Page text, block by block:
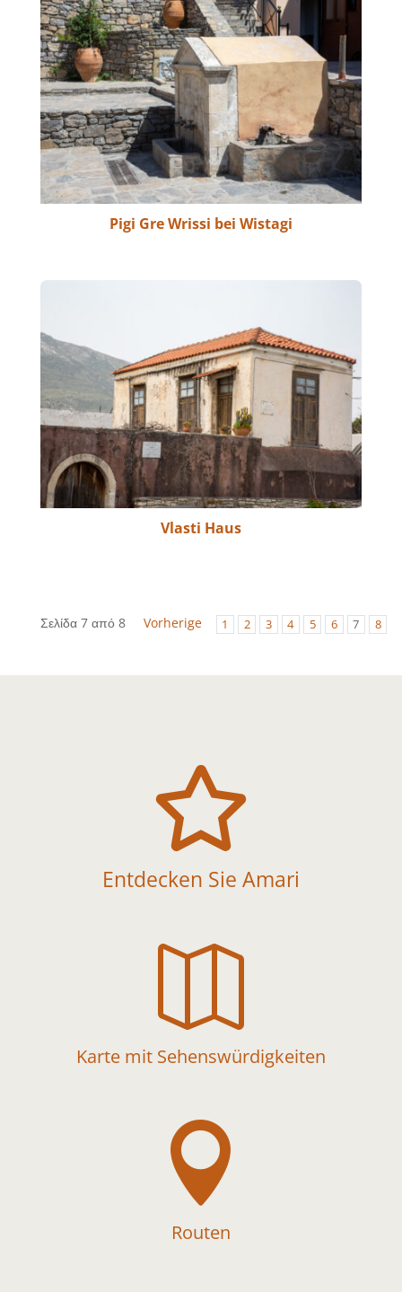
Pigi Gre Wrissi bei Wistagi
Vlasti Haus
Σελίδα 7 από 8 Vorherige 1 2 3 4 5 6 7 8

Entdecken Sie Amari

Karte mit Sehenswürdigkeiten

Routen